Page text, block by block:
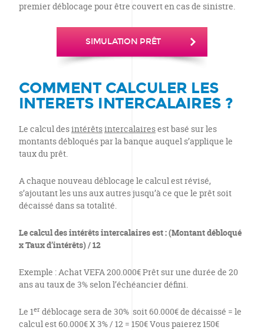
premier déblocage pour être couvert en cas de sinistre.
SIMULATION PRÊT
COMMENT CALCULER LES
INTERETS INTERCALAIRES ?
Le calcul desintérêtsintercalairesest basé sur les
montants débloqués par la banque auquel s’applique le
taux du prêt.
A chaque nouveau déblocage le calcul est révisé,
s’ajoutant les uns aux autres jusqu’à ce que le prêt soit
décaissé dans sa totalité.
Le calcul des intérêts intercalaires est : (Montant débloqué
x Taux d’intérêts) / 12
Exemple : Achat VEFA 200.000€ Prêt sur une durée de 20
ans au taux de 3% selon l’échéancier défini.
Le 1er déblocage sera de 30% soit 60.000€ de décaissé = le
calcul est 60.000€ X 3% / 12 = 150€ Vous paierez 150€